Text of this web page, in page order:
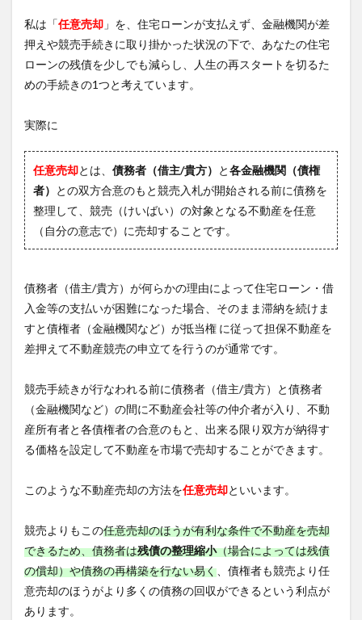
知ら
一般
売却
と任
意売
違い
は？
3
現在
のあ
なた
の状
況
3.1
住宅
ロー
ンが
返済
ず、
催促
状が
届い
る
住宅
ンが
返済
でき
ず、
代位
弁済
の予
私は「任意売却 」を、住宅ローンが支払えず、金融機関が差
押えや競売手続きに取り掛かった状況の下で、あなたの住宅
ローンの残債を少しでも減らし、人生の再スタートを切るた
めの手続きの1つと考えています。
実際に
任意売却とは、 債務者（借主/貴方） と各金融機関（債権
者） との双方合意のもと競売入札が開始される前に債務を
整理して、競売（けいばい）の対象となる不動産を任意
（自分の意志で）に売却することです。
債務者（借主/貴方）が何らかの理由によって住宅ローン・借
入金等の支払いが困難になった場合、そのまま滞納を続けま
すと債権者（金融機関など）が抵当権 に従って担保不動産を
差押えて不動産競売の申立てを行うのが通常です。
競売手続きが行なわれる前に債務者（借主/貴方）と債務者
（金融機関など）の間に不動産会社等の仲介者が入り、不動
産所有者と各債権者の合意のもと、出来る限り双方が納得す
る価格を設定して不動産を市場で売却することができます。
このような不動産売却の方法を任意売却といいます。
競売よりもこの任意売却のほうが有利な条件で不動産を売却
できるため、債務者は残債の整理縮小（場合によっては残債
の償却）や債務の再構築を行ない易く 、債権者も競売より任
意売却のほうがより多くの債務の回収ができるという利点が
あります。